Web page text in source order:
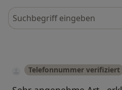
Bewertungen durchsuchen
Telefonnummer verifiziert